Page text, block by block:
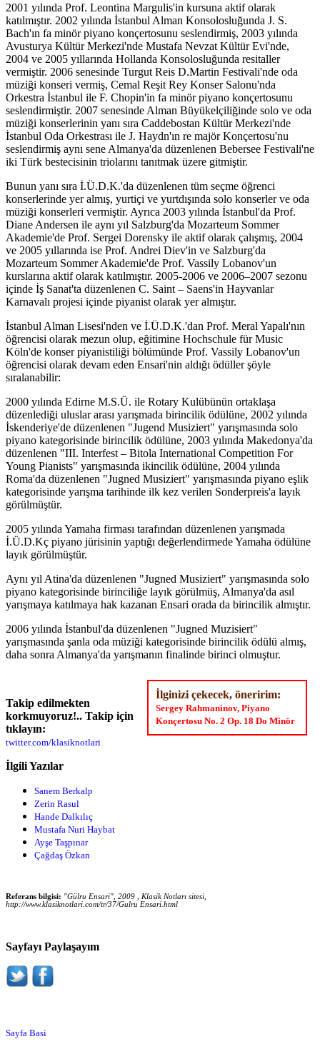
2001 yılında Prof. Leontina Margulis'in kursuna aktif olarak
katılmıştır. 2002 yılında İstanbul Alman Konsolosluğunda J. S.
Bach'ın fa minör piyano konçertosunu seslendirmiş, 2003 yılında
Avusturya Kültür Merkezi'nde Mustafa Nevzat Kültür Evi'nde,
2004 ve 2005 yıllarında Hollanda Konsolosluğunda resitaller
vermiştir. 2006 senesinde Turgut Reis D.Martin Festivali'nde oda
müziği konseri vermiş, Cemal Reşit Rey Konser Salonu'nda
Orkestra İstanbul ile F. Chopin'in fa minör piyano konçertosunu
seslendirmiştir. 2007 senesinde Alman Büyükelçiliğinde solo ve oda
müziği konserlerinin yanı sıra Caddebostan Kültür Merkezi'nde
İstanbul Oda Orkestrası ile J. Haydn'ın re majör Konçertosu'nu
seslendirmiş aynı sene Almanya'da düzenlenen Bebersee Festivali'ne
iki Türk bestecisinin triolarını tanıtmak üzere gitmiştir.
Bunun yanı sıra İ.Ü.D.K.'da düzenlenen tüm seçme öğrenci
konserlerinde yer almış, yurtiçi ve yurtdışında solo konserler ve oda
müziği konserleri vermiştir. Ayrıca 2003 yılında İstanbul'da Prof.
Diane Andersen ile aynı yıl Salzburg'da Mozarteum Sommer
Akademie'de Prof. Sergei Dorensky ile aktif olarak çalışmış, 2004
ve 2005 yıllarında ise Prof. Andrei Diev'in ve Salzburg'da
Mozarteum Sommer Akademie'de Prof. Vassily Lobanov'un
kurslarına aktif olarak katılmıştır. 2005-2006 ve 2006–2007 sezonu
içinde İş Sanat'ta düzenlenen C. Saint – Saens'in Hayvanlar
Karnavalı projesi içinde piyanist olarak yer almıştır.
İstanbul Alman Lisesi'nden ve İ.Ü.D.K.'dan Prof. Meral Yapalı'nın
öğrencisi olarak mezun olup, eğitimine Hochschule für Music
Köln'de konser piyanistiliği bölümünde Prof. Vassily Lobanov'un
öğrencisi olarak devam eden Ensari'nin aldığı ödüller şöyle
sıralanabilir:
2000 yılında Edirne M.S.Ü. ile Rotary Kulübünün ortaklaşa
düzenlediği uluslar arası yarışmada birincilik ödülüne, 2002 yılında
İskenderiye'de düzenlenen "Jugend Musiziert" yarışmasında solo
piyano kategorisinde birincilik ödülüne, 2003 yılında Makedonya'da
düzenlenen "III. Interfest – Bitola International Competition For
Young Pianists" yarışmasında ikincilik ödülüne, 2004 yılında
Roma'da düzenlenen "Jugned Musiziert" yarışmasında piyano eşlik
kategorisinde yarışma tarihinde ilk kez verilen Sonderpreis'a layık
görülmüştür.
2005 yılında Yamaha firması tarafından düzenlenen yarışmada
İ.Ü.D.Kç piyano jürisinin yaptığı değerlendirmede Yamaha ödülüne
layık görülmüştür.
Aynı yıl Atina'da düzenlenen "Jugned Musiziert" yarışmasında solo
piyano kategorisinde birinciliğe layık görülmüş, Almanya'da asıl
yarışmaya katılmaya hak kazanan Ensari orada da birincilik almıştır.
2006 yılında İstanbul'da düzenlenen "Jugned Muzisiert"
yarışmasında şanla oda müziği kategorisinde birincilik ödülü almış,
daha sonra Almanya'da yarışmanın finalinde birinci olmuştur.
İlginizi çekecek, öneririm:
Sergey Rahmaninov, Piyano
Konçertosu No. 2 Op. 18 Do Minör
Takip edilmekten
korkmuyoruz!.. Takip için
tıklayın:
twitter.com/klasiknotlari
İlgili Yazılar
Sanem Berkalp
Zerin Rasul
Hande Dalkılıç
Mustafa Nuri Haybat
Ayşe Taşpınar
Çağdaş Özkan
Referans bilgisi: "Gülru Ensari", 2009 , Klasik Notları sitesi,
http://www.klasiknotlari.com/tr/37/Gulru Ensari.html
Sayfayı Paylaşayım
Sayfa Basi